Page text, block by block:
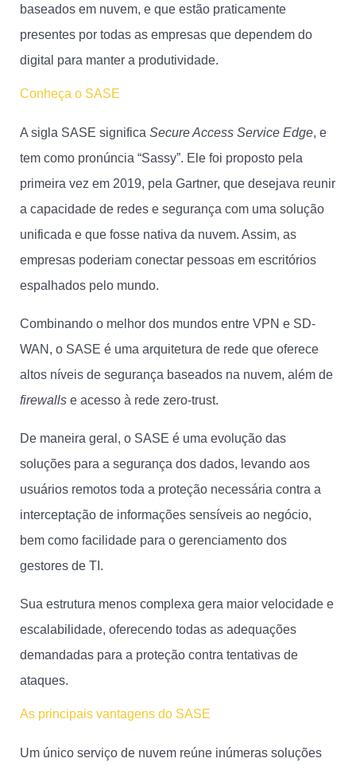
baseados em nuvem, e que estão praticamente
presentes por todas as empresas que dependem do
digital para manter a produtividade.
Conheça o SASE
A sigla SASE significa Secure Access Service Edge, e
tem como pronúncia “Sassy”. Ele foi proposto pela
primeira vez em 2019, pela Gartner, que desejava reunir
a capacidade de redes e segurança com uma solução
unificada e que fosse nativa da nuvem. Assim, as
empresas poderiam conectar pessoas em escritórios
espalhados pelo mundo.
Combinando o melhor dos mundos entre VPN e SD-
WAN, o SASE é uma arquitetura de rede que oferece
altos níveis de segurança baseados na nuvem, além de
firewalls e acesso à rede zero-trust.
De maneira geral, o SASE é uma evolução das
soluções para a segurança dos dados, levando aos
usuários remotos toda a proteção necessária contra a
interceptação de informações sensíveis ao negócio,
bem como facilidade para o gerenciamento dos
gestores de TI.
Sua estrutura menos complexa gera maior velocidade e
escalabilidade, oferecendo todas as adequações
demandadas para a proteção contra tentativas de
ataques.
As principais vantagens do SASE
Um único serviço de nuvem reúne inúmeras soluções